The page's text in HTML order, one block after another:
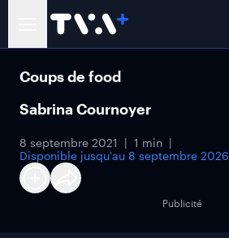
Coups de food
Sabrina Cournoyer
8 septembre 2021
1 min
Disponible jusqu'au 8 septembre 2026
Publicité